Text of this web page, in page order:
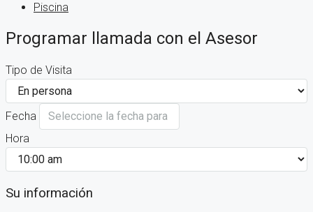
Piscina
Programar llamada con el Asesor
Tipo de Visita
Fecha
Hora
Su información